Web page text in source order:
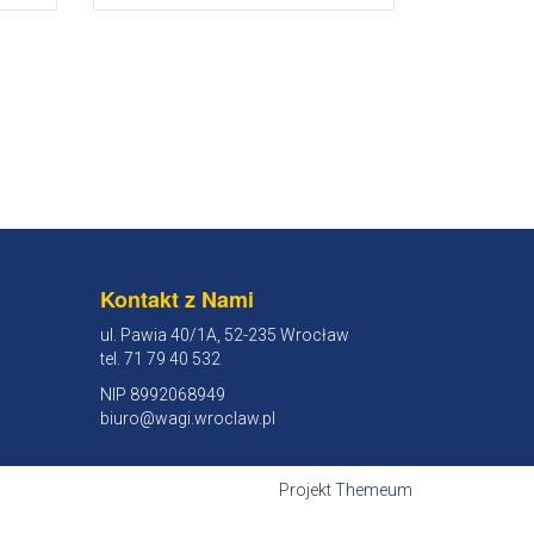
Kontakt z Nami
ul. Pawia 40/1A, 52-235 Wrocław
tel. 71 79 40 532
NIP 8992068949
biuro@wagi.wroclaw.pl
ProjektThemeum